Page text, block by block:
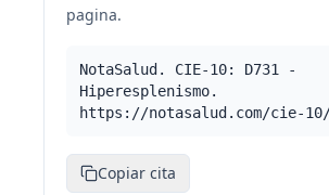
pagina.
NotaSalud. CIE-10: D731 -
Hiperesplenismo.
https://notasalud.com/cie-10/
Copiar cita